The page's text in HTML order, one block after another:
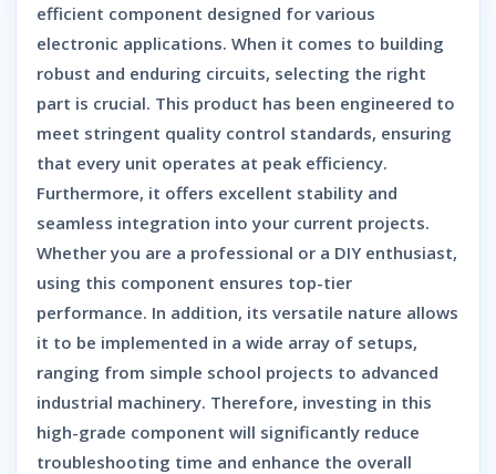
efficient component designed for various
electronic applications. When it comes to building
robust and enduring circuits, selecting the right
part is crucial. This product has been engineered to
meet stringent quality control standards, ensuring
that every unit operates at peak efficiency.
Furthermore, it offers excellent stability and
seamless integration into your current projects.
Whether you are a professional or a DIY enthusiast,
using this component ensures top-tier
performance. In addition, its versatile nature allows
it to be implemented in a wide array of setups,
ranging from simple school projects to advanced
industrial machinery. Therefore, investing in this
high-grade component will significantly reduce
troubleshooting time and enhance the overall